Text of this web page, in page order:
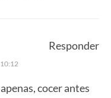
cocer antes
Responder